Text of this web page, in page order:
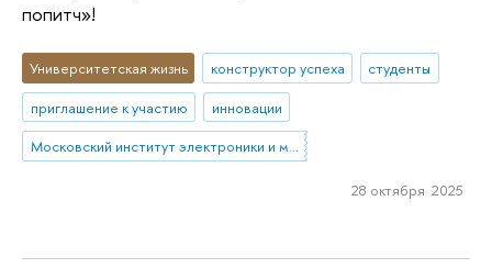
попитч»!
Университетская жизнь конструктор успеха
студенты
приглашение к участию
инновации
Московский институт электроники и математики им. А.Н. Тихонова
28 октября 2025